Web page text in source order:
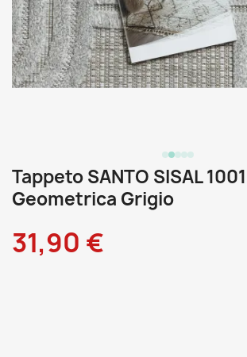
Tappeto SANTO SISAL 1001
Geometrica Grigio
31,90 €